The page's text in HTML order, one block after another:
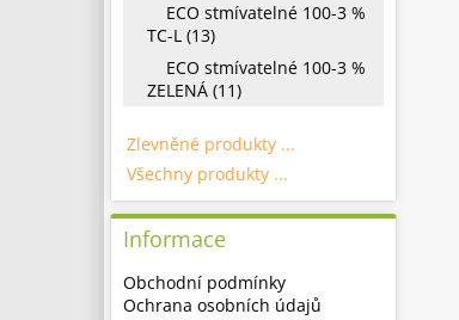
ECO stmívatelné 100-3 %
TC-L (13)
ECO stmívatelné 100-3 %
ZELENÁ (11)
Zlevněné produkty ...
Všechny produkty ...
Informace
Obchodní podmínky
Ochrana osobních údajů